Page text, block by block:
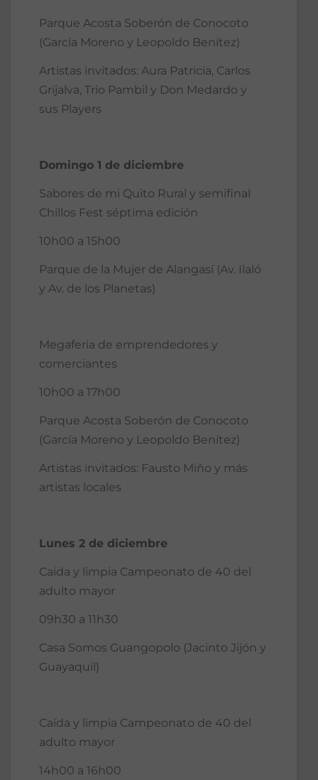
Parque Acosta Soberón de Conocoto
(García Moreno y Leopoldo Benítez)
Artistas invitados: Aura Patricia, Carlos
Grijalva, Trio Pambil y Don Medardo y
sus Players
Domingo 1 de diciembre
Sabores de mi Quito Rural y semifinal
Chillos Fest séptima edición
10h00 a 15h00
Parque de la Mujer de Alangasí (Av. Ilaló
y Av. de los Planetas)
Megaferia de emprendedores y
comerciantes
10h00 a 17h00
Parque Acosta Soberón de Conocoto
(García Moreno y Leopoldo Benítez)
Artistas invitados: Fausto Miño y más
artistas locales
Lunes 2 de diciembre
Caída y limpia Campeonato de 40 del
adulto mayor
09h30 a 11h30
Casa Somos Guangopolo (Jacinto Jijón y
Guayaquil)
Caída y limpia Campeonato de 40 del
adulto mayor
14h00 a 16h00